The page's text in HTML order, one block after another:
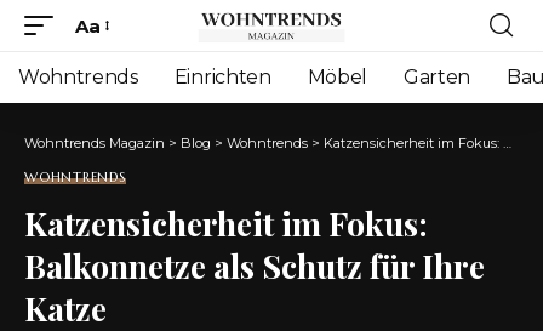
Font
Resizer
Aa
Wohntrends Einrichten Möbel Garten
Wohntrends Magazin > Blog > Wohntrends > Katzensicherheit im Fokus: Balkonnetze als Schutz für Ihre Katze
WOHNTRENDS
Katzensicherheit im Fokus:
Balkonnetze als Schutz für Ihre
Katze